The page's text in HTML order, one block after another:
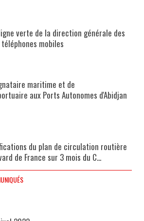
verte de la direction générale des
mobiles
maritime et de
aux Ports Autonomes d'Abidjan
du plan de circulation routière
de France sur 3 mois du C...